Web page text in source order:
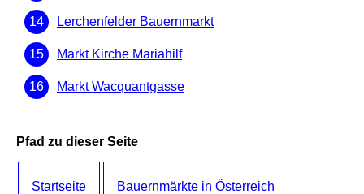
Lerchenfelder Bauernmarkt
Markt Kirche Mariahilf
Markt Wacquantgasse
Pfad zu dieser Seite
Startseite Bauernmärkte in Österreich